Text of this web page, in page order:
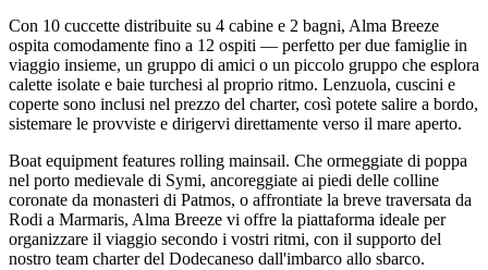
Con 10 cuccette distribuite su 4 cabine e 2 bagni, Alma Breeze
ospita comodamente fino a 12 ospiti — perfetto per due famiglie in
viaggio insieme, un gruppo di amici o un piccolo gruppo che esplora
calette isolate e baie turchesi al proprio ritmo. Lenzuola, cuscini e
coperte sono inclusi nel prezzo del charter, così potete salire a bordo,
sistemare le provviste e dirigervi direttamente verso il mare aperto.
Boat equipment features rolling mainsail. Che ormeggiate di poppa
nel porto medievale di Symi, ancoreggiate ai piedi delle colline
coronate da monasteri di Patmos, o affrontiate la breve traversata da
Rodi a Marmaris, Alma Breeze vi offre la piattaforma ideale per
organizzare il viaggio secondo i vostri ritmi, con il supporto del
nostro team charter del Dodecaneso dall'imbarco allo sbarco.